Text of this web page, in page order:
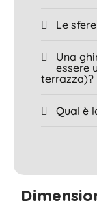
Le
Una
essere
terrazza)?
Qual è